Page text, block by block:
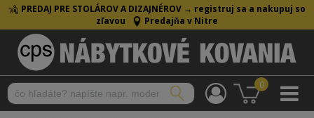
PREDAJ PRE STOLÁROV A DIZAJNÉROV → registruj sa a nakupuj so
zľavou
Predajňa v Nitre
0